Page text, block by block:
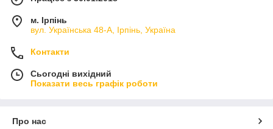
м. Ірпінь
вул. Українська 48-А, Ірпінь, Україна
Контакти
Сьогодні вихідний
Показати весь графік роботи
Про нас